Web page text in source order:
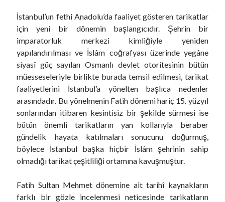
İstanbul’un fethi Anadolu’da faaliyet gösteren tarikatlar
için yeni bir dönemin başlangıcıdır. Şehrin bir
imparatorluk merkezi kimliğiyle yeniden
yapılandırılması ve İslâm coğrafyası üzerinde yegâne
siyasî güç sayılan Osmanlı devlet otoritesinin bütün
müesseseleriyle birlikte burada temsil edilmesi, tarikat
faaliyetlerini İstanbul’a yönelten başlıca nedenler
arasındadır. Bu yönelmenin Fatih dönemi hariç 15. yüzyıl
sonlarından itibaren kesintisiz bir şekilde sürmesi ise
bütün önemli tarikatların yan kollarıyla beraber
gündelik hayata katılmaları sonucunu doğurmuş,
böylece İstanbul başka hiçbir İslâm şehrinin sahip
olmadığı tarikat çeşitliliği ortamına kavuşmuştur.
Fatih Sultan Mehmet dönemine ait tarihî kaynakların
farklı bir gözle incelenmesi neticesinde tarikatların